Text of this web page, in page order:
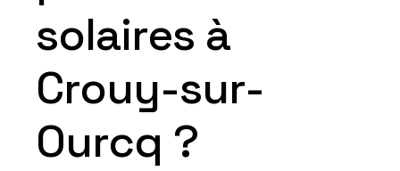
solaires à
Crouy-sur-
Ourcq ?